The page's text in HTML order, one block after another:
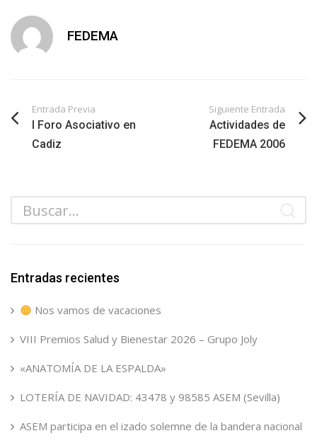
FEDEMA
Entrada Previa
I Foro Asociativo en
Cadiz
Siguiente Entrada
Actividades de
FEDEMA 2006
Entradas recientes
Nos vamos de vacaciones
VIII Premios Salud y Bienestar 2026 – Grupo Joly
«ANATOMÍA DE LA ESPALDA»
LOTERÍA DE NAVIDAD: 43478 y 98585 ASEM (Sevilla)
ASEM participa en el izado solemne de la bandera nacional